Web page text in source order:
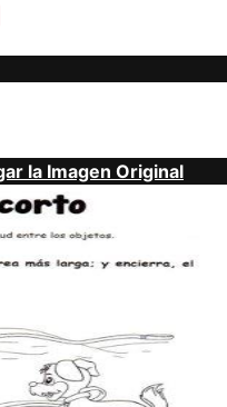
la Imagen Original